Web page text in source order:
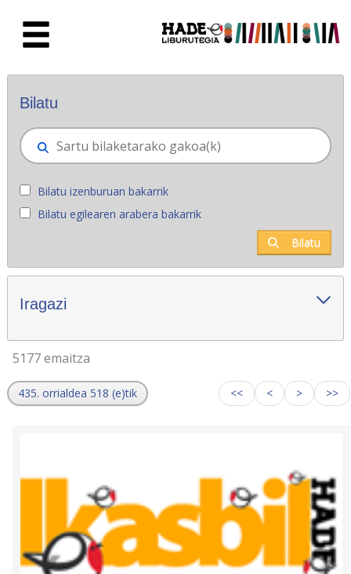
Eskuratu berriak - Liburutegia
Bilatu
Bilatu izenburuan bakarrik
Bilatu egilearen arabera bakarrik
Bilatu
Iragazi
5177 emaitza
435. orrialdea 518 (e)tik << < > >>